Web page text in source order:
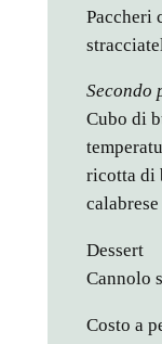
Paccheri
Secondo
Cubo di
ricotta di
calabrese
Dessert
Cannolo
Costo a